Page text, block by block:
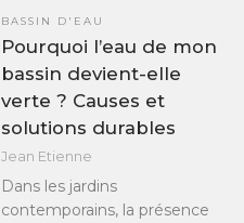
BASSIN D'EAU
Pourquoi l’eau de mon
bassin devient-elle
verte ? Causes et
solutions durables
Jean Etienne
Dans les jardins
contemporains, la présence